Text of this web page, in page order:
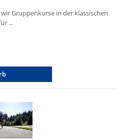
Gruppenkurse in der klassischen
...